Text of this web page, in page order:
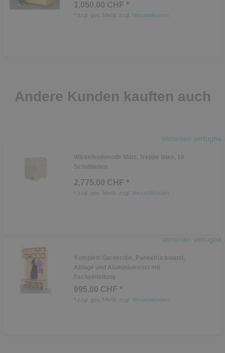
1,050.00 CHF *
zzgl. ges. MwSt. zzgl. Versandkosten
Andere Kunden kauften auch
Varianten verfügbar
Wickelkommode Matz, Treppe links, 10
Schubladen
2,775.00 CHF *
zzgl. ges. MwSt. zzgl. Versandkosten
Varianten verfügbar
Komplett-Garderobe, Paneelrückwand,
Ablage und Aluminiumrost mit
Facheinteilung
995.00 CHF *
zzgl. ges. MwSt. zzgl. Versandkosten